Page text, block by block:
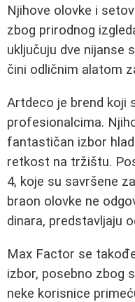
Njihove olovke i
zbog prirodnog
uključuju dve nijanse
čini odličnim alatom
Artdeco je brend koji
profesionalcima.
fantastičan izbor
retkost na tržištu.
4, koje su savršene
braon olovke ne
dinara, predstavljaju
Max Factor se
izbor, posebno zbog
neke korisnice